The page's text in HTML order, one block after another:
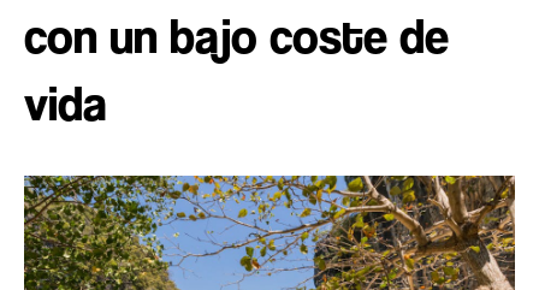
con un bajo coste de
vida